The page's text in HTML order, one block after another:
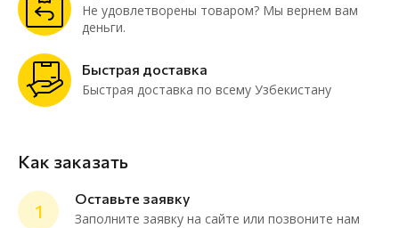
Не удовлетворены товаром? Мы вернем вам
деньги.
Быстрая доставка
Быстрая доставка по всему Узбекистану
Как заказать
1
Оставьте заявку
Заполните заявку на сайте или позвоните нам